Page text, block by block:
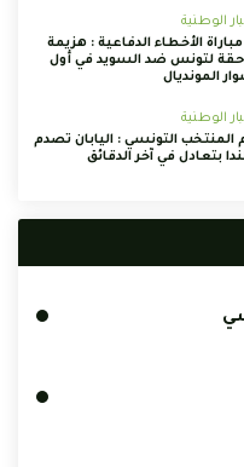
الوطنية
الأخطاء الدفاعية : هزيمة
لتونس ضد السويد في أول
المونديال
الوطنية
المنتخب التونسي : اليابان تصدم
بتعادل في آخر الدقائق